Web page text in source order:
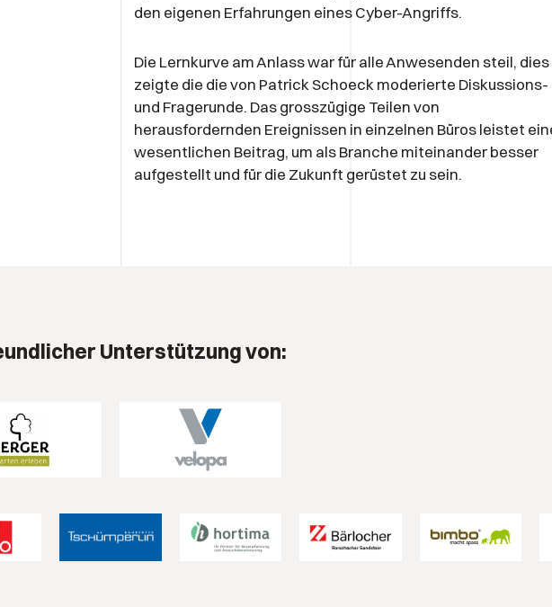
den eigenen Erfahrungen eines Cyber-Angriffs.
Die Lernkurve am Anlass war für alle Anwesenden steil, dies
zeigte die die von Patrick Schoeck moderierte Diskussions-
und Fragerunde. Das grosszügige Teilen von
herausfordernden Ereignissen in einzelnen Büros leistet
wesentlichen Beitrag, um als Branche miteinander besser
aufgestellt und für die Zukunft gerüstet zu sein.
Unterstützung von: